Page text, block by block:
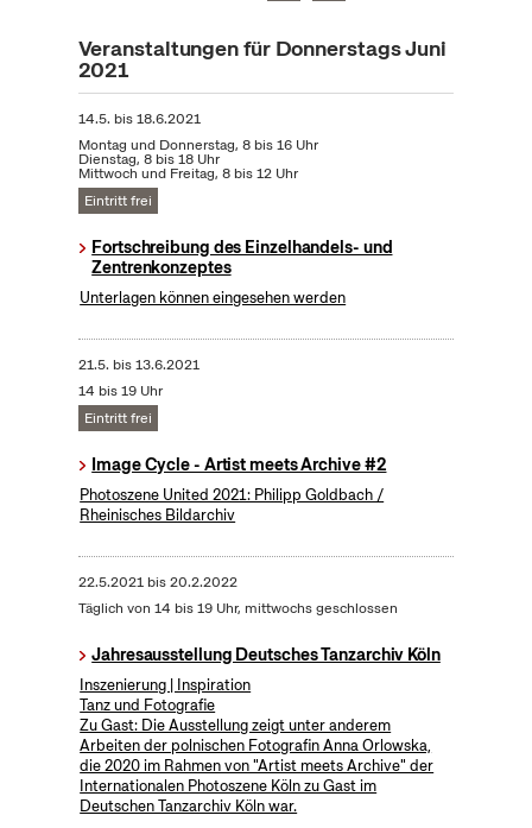
Veranstaltungen für Donnerstags Juni
2021
14.5. bis18.6.2021
Montag und Donnerstag, 8 bis 16 Uhr
Dienstag, 8 bis 18 Uhr
Mittwoch und Freitag, 8 bis 12 Uhr
Eintritt frei
Fortschreibung des Einzelhandels- und
Zentrenkonzeptes
Unterlagen können eingesehen werden
21.5. bis13.6.2021
14 bis 19 Uhr
Eintritt frei
Image Cycle - Artist meets Archive #2
Photoszene United 2021: Philipp Goldbach /
Rheinisches Bildarchiv
22.5.2021bis20.2.2022
Täglich von 14 bis 19 Uhr, mittwochs geschlossen
Jahresausstellung Deutsches Tanzarchiv Köln
Inszenierung | Inspiration
Tanz und Fotografie
Zu Gast: Die Ausstellung zeigt unter anderem
Arbeiten der polnischen Fotografin Anna Orlowska,
die 2020 im Rahmen von "Artist meets Archive" der
Internationalen Photoszene Köln zu Gast im
Deutschen Tanzarchiv Köln war.